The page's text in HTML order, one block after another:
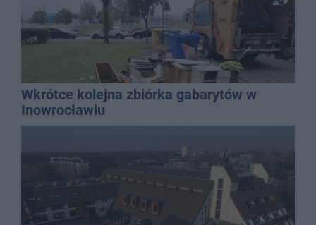
Wkrótce kolejna zbiórka gabarytów w
Inowrocławiu